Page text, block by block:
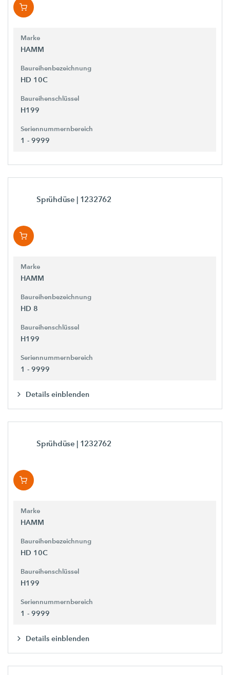
Marke
HAMM
Baureihenbezeichnung
HD 10C
Baureihenschlüssel
H199
Seriennummernbereich
1 - 9999
Sprühdüse | 1232762
Marke
HAMM
Baureihenbezeichnung
HD 8
Baureihenschlüssel
H199
Seriennummernbereich
1 - 9999
Details einblenden
Sprühdüse | 1232762
Marke
HAMM
Baureihenbezeichnung
HD 10C
Baureihenschlüssel
H199
Seriennummernbereich
1 - 9999
Details einblenden